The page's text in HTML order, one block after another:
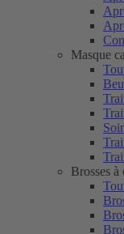
Masque
Brosses à